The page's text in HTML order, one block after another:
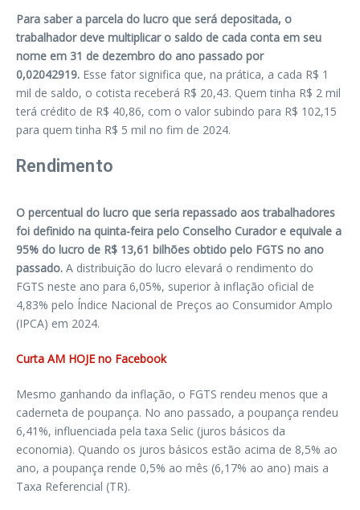
Para saber a parcela do lucro que será depositada, o
trabalhador deve multiplicar o saldo de cada conta em seu
nome em 31 de dezembro do ano passado por
0,02042919. Esse fator significa que, na prática, a cada R$ 1
mil de saldo, o cotista receberá R$ 20,43. Quem tinha R$ 2 mil
terá crédito de R$ 40,86, com o valor subindo para R$ 102,15
para quem tinha R$ 5 mil no fim de 2024.
Rendimento
O percentual do lucro que seria repassado aos trabalhadores
foi definido na quinta-feira pelo Conselho Curador e equivale a
95% do lucro de R$ 13,61 bilhões obtido pelo FGTS no ano
passado. A distribuição do lucro elevará o rendimento do
FGTS neste ano para 6,05%, superior à inflação oficial de
4,83% pelo Índice Nacional de Preços ao Consumidor Amplo
(IPCA) em 2024.
Curta AM HOJE no Facebook
Mesmo ganhando da inflação, o FGTS rendeu menos que a
caderneta de poupança. No ano passado, a poupança rendeu
6,41%, influenciada pela taxa Selic (juros básicos da
economia). Quando os juros básicos estão acima de 8,5% ao
ano, a poupança rende 0,5% ao mês (6,17% ao ano) mais a
Taxa Referencial (TR).